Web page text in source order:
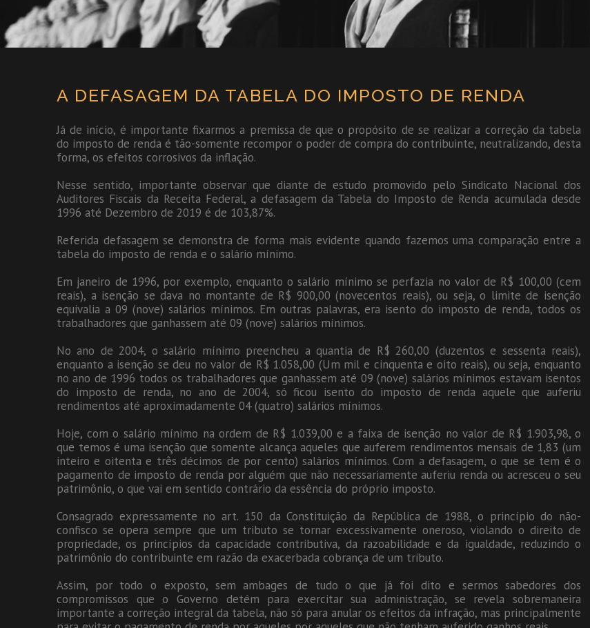
A DEFASAGEM DA TABELA DO IMPOSTO DE RENDA
Já de início, é importante fixarmos a premissa de que o propósito de se realizar a correção da tabela
do imposto de renda é tão-somente recompor o poder de compra do contribuinte, neutralizando, desta
forma, os efeitos corrosivos da inflação.
Nesse sentido, importante observar que diante de estudo promovido pelo Sindicato Nacional dos
Auditores Fiscais da Receita Federal, a defasagem da Tabela do Imposto de Renda acumulada desde
1996 até Dezembro de 2019 é de 103,87%.
Referida defasagem se demonstra de forma mais evidente quando fazemos uma comparação entre a
tabela do imposto de renda e o salário mínimo.
Em janeiro de 1996, por exemplo, enquanto o salário mínimo se perfazia no valor de R$ 100,00 (cem
reais), a isenção se dava no montante de R$ 900,00 (novecentos reais), ou seja, o limite de isenção
equivalia a 09 (nove) salários mínimos. Em outras palavras, era isento do imposto de renda, todos os
trabalhadores que ganhassem até 09 (nove) salários mínimos.
No ano de 2004, o salário mínimo preencheu a quantia de R$ 260,00 (duzentos e sessenta reais),
enquanto a isenção se deu no valor de R$ 1.058,00 (Um mil e cinquenta e oito reais), ou seja, enquanto
no ano de 1996 todos os trabalhadores que ganhassem até 09 (nove) salários mínimos estavam isentos
do imposto de renda, no ano de 2004, só ficou isento do imposto de renda aquele que auferiu
rendimentos até aproximadamente 04 (quatro) salários mínimos.
Hoje, com o salário mínimo na ordem de R$ 1.039,00 e a faixa de isenção no valor de R$ 1.903,98, o
que temos é uma isenção que somente alcança aqueles que auferem rendimentos mensais de 1,83 (um
inteiro e oitenta e três décimos de por cento) salários mínimos. Com a defasagem, o que se tem é o
pagamento de imposto de renda por alguém que não necessariamente auferiu renda ou acresceu o seu
patrimônio, o que vai em sentido contrário da essência do próprio imposto.
Consagrado expressamente no art. 150 da Constituição da República de 1988, o princípio do não-
confisco se opera sempre que um tributo se tornar excessivamente oneroso, violando o direito de
propriedade, os princípios da capacidade contributiva, da razoabilidade e da igualdade, reduzindo o
patrimônio do contribuinte em razão da exacerbada cobrança de um tributo.
Assim, por todo o exposto, sem ambages de tudo o que já foi dito e sermos sabedores dos
compromissos que o Governo detém para exercitar sua administração, se revela sobremaneira
importante a correção integral da tabela, não só para anular os efeitos da infração, mas principalmente